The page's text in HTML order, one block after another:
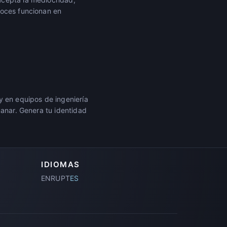
funcionan en
en equipos de ingeniería
Genera tu identidad
IDIOMAS
ENRUPTES